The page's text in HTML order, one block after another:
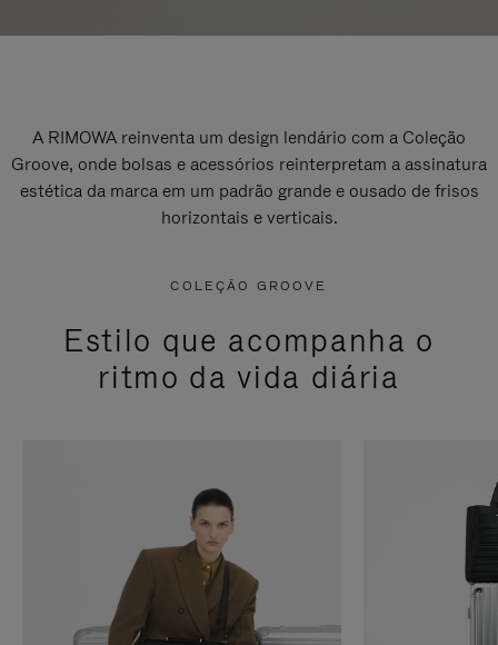
A RIMOWA reinventa um design lendário com a Coleção
Groove, onde bolsas e acessórios reinterpretam a assinatura
estética da marca em um padrão grande e ousado de frisos
horizontais e verticais.
COLEÇÃO GROOVE
Estilo que acompanha o
ritmo da vida diária